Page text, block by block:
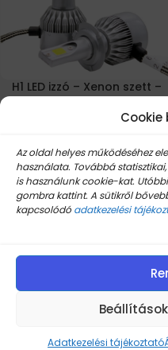
Az oldal helyes működéséhez
használata. Továbbá
is használunk cookie-kat.
gombra kattint. A sütikről
kapcsolódó adatkezelési
Adatkezelési tájékoztató
H1 LED izzó – Xenon szett –
Trafó nélkül működő, 6000K,
36W LED-Xenon hybrid
Készleten
10.345Ft 5.230Ft
Kosárba Teszem